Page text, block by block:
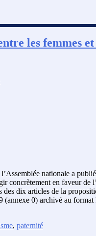
les femmes et
nationale a
concrètement en faveur de
des dix articles de la
(annexe 0) archivé au
, paternité